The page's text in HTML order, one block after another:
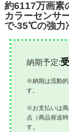
約6117万画素
カラーセンサ
で-35℃の強力
納期予定:
※納期は流動的
す。
※お支払いは
点（商品発送
す。